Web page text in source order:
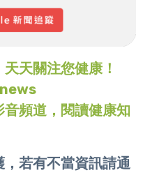
天關注您健康！
頻道，閱讀健康知
若有不當資訊請通